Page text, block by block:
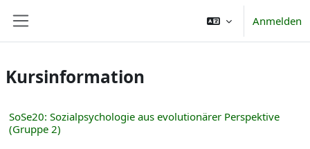
Anmelden
Kursinformation
SoSe20: Sozialpsychologie aus evolutionärer Perspektive
(Gruppe 2)